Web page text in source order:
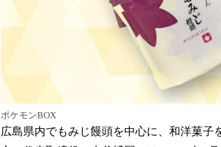
ポケモンBOX
広島県内でもみじ饅頭を中心に、和洋菓